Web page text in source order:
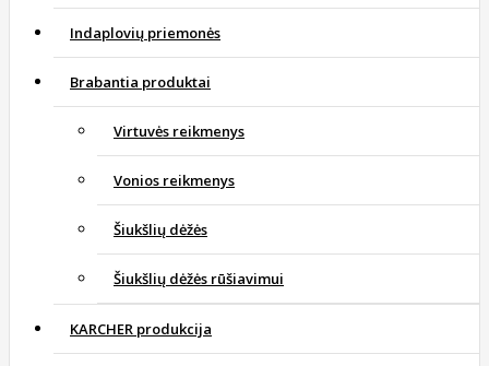
Indaplovių priemonės
Brabantia produktai
Virtuvės reikmenys
Vonios reikmenys
Šiukšlių dėžės
Šiukšlių dėžės rūšiavimui
KARCHER produkcija